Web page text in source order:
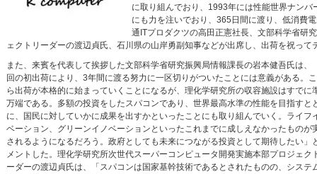
に取り組んでおり、1993年には性能世界ナン
にも力を注いでおり、365日間に渡り、低消費
通ITプロダクツの高田正憲社長、文部科学省研
ェクトリーダーの渡辺貞氏、石川県の山岸勇副知事などが出席し、出荷を祝って
また、来賓を代表して挨拶した文部科学省研究振興局情報課長の岩本健吾氏は、
回の初出荷により、3年間に渡る努力に一区切りがついたことには意義がある。
ら出荷が本格的に始まっていくことになるが、理化学研究所の収容施設はすでに
万端である。多額の投資をしたスパコンであり、世界最高水準の性能を目指すと
に、国民に対していかに成果を出すかといったことにも取り組んでいく。ライフ
ベーション、グリーンイノベーションといったこれまでに成しえなかったものが
されるようになるだろう。政府としても未来につながる投資として期待したい」
メントした。理化学研究所次世代スーパーコンピュータ開発実施本部プロジェク
ーダーの渡辺貞氏は、「スパコンは国家基幹技術であるとされたものの、システ